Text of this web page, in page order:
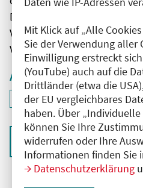
Mit Klick auf „Alle
Sie der Verwendung aller
Einwilligung erstreckt
(YouTube) auch auf die
Drittländer (etwa die
der EU vergleichbares
haben. Über
können Sie Ihre
widerrufen oder Ihre
Informationen finden Sie
Datenschutzerklärung
Die Ärztekammer Berlin
Verantwortung für den
Veranstalter.
Aktive Filter
Filter
ID: ANT-2504040
deaktivieren und
Sortieren nach